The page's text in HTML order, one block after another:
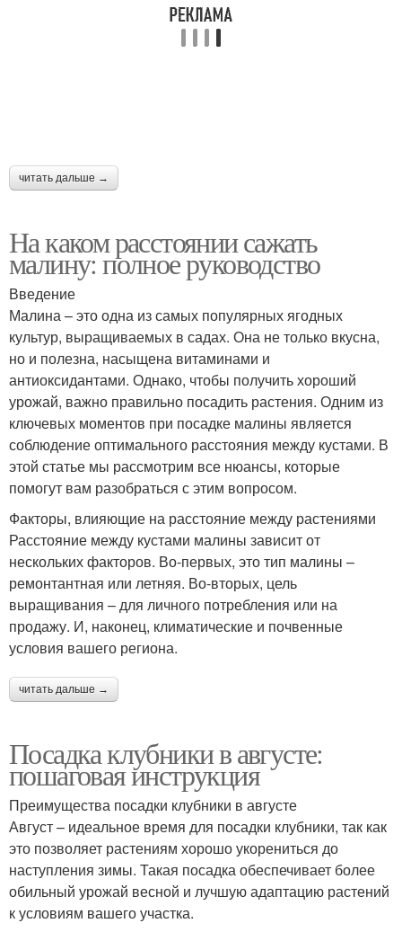
читать дальше →
На каком расстоянии сажать
малину: полное руководство
Введение
Малина – это одна из самых популярных ягодных
культур, выращиваемых в садах. Она не только вкусна,
но и полезна, насыщена витаминами и
антиоксидантами. Однако, чтобы получить хороший
урожай, важно правильно посадить растения. Одним из
ключевых моментов при посадке малины является
соблюдение оптимального расстояния между кустами. В
этой статье мы рассмотрим все нюансы, которые
помогут вам разобраться с этим вопросом.
Факторы, влияющие на расстояние между растениями
Расстояние между кустами малины зависит от
нескольких факторов. Во-первых, это тип малины –
ремонтантная или летняя. Во-вторых, цель
выращивания – для личного потребления или на
продажу. И, наконец, климатические и почвенные
условия вашего региона.
читать дальше →
Посадка клубники в августе:
пошаговая инструкция
Преимущества посадки клубники в августе
Август – идеальное время для посадки клубники, так как
это позволяет растениям хорошо укорениться до
наступления зимы. Такая посадка обеспечивает более
обильный урожай весной и лучшую адаптацию растений
к условиям вашего участка.